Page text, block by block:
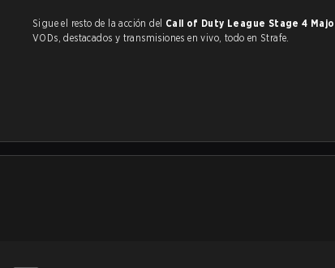
Sigue el resto de la acción del Call of Duty League Stage 4
VODs, destacados y transmisiones en vivo, todo en Strafe.